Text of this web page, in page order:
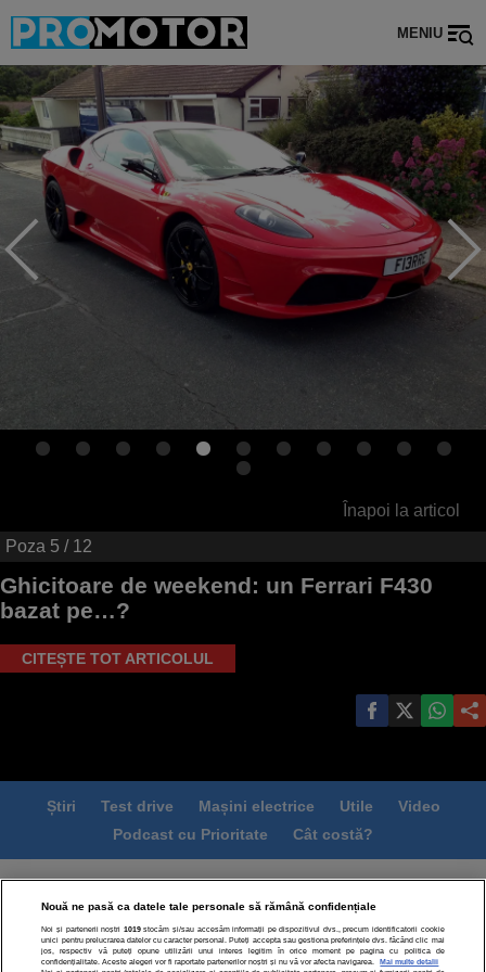
MENIU
Înapoi la articol
Poza 5 / 12
Ghicitoare de weekend: un Ferrari F430
bazat pe…?
CITEȘTE TOT ARTICOLUL
Știri Test drive Mașini electrice Utile
Video
Podcast cu Prioritate
Cât costă?
Termeni si conditii
Politica de confidentialitate
Politica de cookies
Echipa editorială
Contact
Modifică Setările
Nouă ne pasă ca datele tale personale să rămână confidențiale
Noi și partenerii noștri 1019stocăm și/sau accesăm informații pe dispozitivul dvs., precum identificatorii cookie
unici pentru prelucrarea datelor cu caracter personal. Puteți accepta sau gestiona preferințele dvs. făcând clic mai
jos, respectiv vă puteți opune utilizării unui interes legitim în orice moment pe pagina cu politica de
confidențialitate. Aceste alegeri vor fi raportate partenerilor noștri și nu vă vor afecta navigarea.
Mai multe detalii